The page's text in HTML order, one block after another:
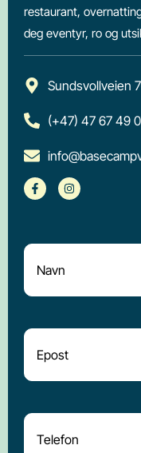
restaurant,
deg eventyr, ro og
Sundsvollveien
(+47) 47 67 49
Navn*
E-
post
Telefon